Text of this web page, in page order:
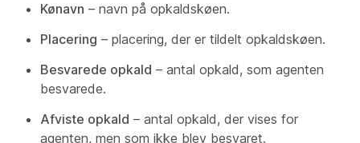
Kønavn – navn på opkaldskøen.
Placering – placering, der er tildelt opkaldskøen.
Besvarede opkald – antal opkald, som agenten
besvarede.
Afviste opkald – antal opkald, der vises for
agenten, men som ikke blev besvaret.